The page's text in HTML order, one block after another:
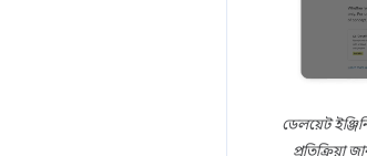
ডেলয়েট
প্রতিক্রিয়া